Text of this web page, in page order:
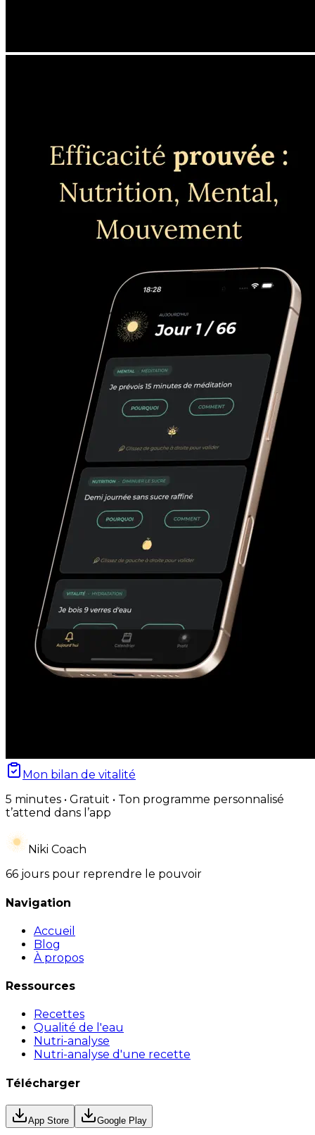
Mon bilan de vitalité
5 minutes • Gratuit • Ton programme personnalisé
t’attend dans l’app
Niki Coach
66 jours pour reprendre le pouvoir
Navigation
Accueil
Blog
À propos
Ressources
Recettes
Qualité de l'eau
Nutri-analyse
Nutri-analyse d'une recette
Télécharger
App Store Google Play